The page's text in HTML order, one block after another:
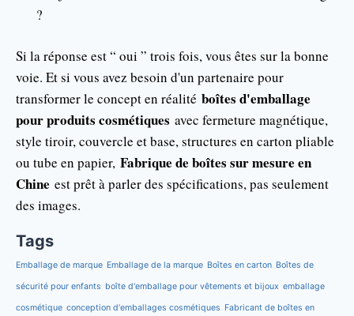
?
Si la réponse est “ oui ” trois fois, vous êtes sur la bonne
voie. Et si vous avez besoin d'un partenaire pour
transformer le concept en réalité boîtes d'emballage
pour produits cosmétiques avec fermeture magnétique,
style tiroir, couvercle et base, structures en carton pliable
ou tube en papier, Fabrique de boîtes sur mesure en
Chine est prêt à parler des spécifications, pas seulement
des images.
Tags
Emballage de marque Emballage de la marque Boîtes en carton Boîtes de
sécurité pour enfants boîte d'emballage pour vêtements et bijoux emballage
cosmétique conception d'emballages cosmétiques Fabricant de boîtes en